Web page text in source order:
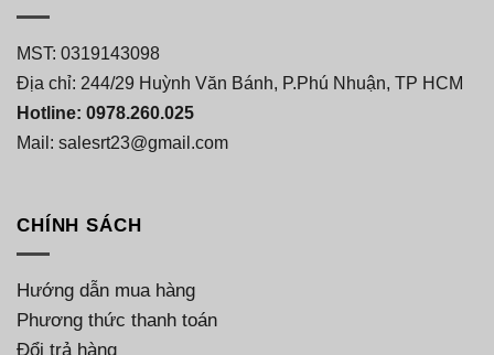
MST: 0319143098
Địa chỉ: 244/29 Huỳnh Văn Bánh, P.Phú Nhuận, TP HCM
Hotline: 0978.260.025
Mail: salesrt23@gmail.com
CHÍNH SÁCH
Hướng dẫn mua hàng
Phương thức thanh toán
Đổi trả hàng